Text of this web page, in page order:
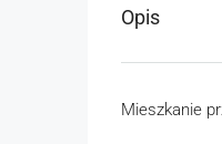
Opis
Mieszkanie